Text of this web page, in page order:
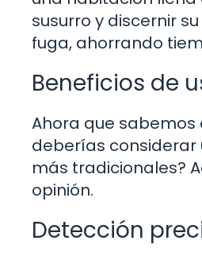
susurro y discernir
fuga, ahorrando
Beneficios de
Ahora que sabemos
deberías considerar
más tradicionales?
opinión.
Detección